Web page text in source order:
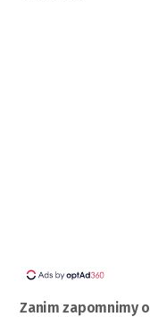
Zanim zapomnimy